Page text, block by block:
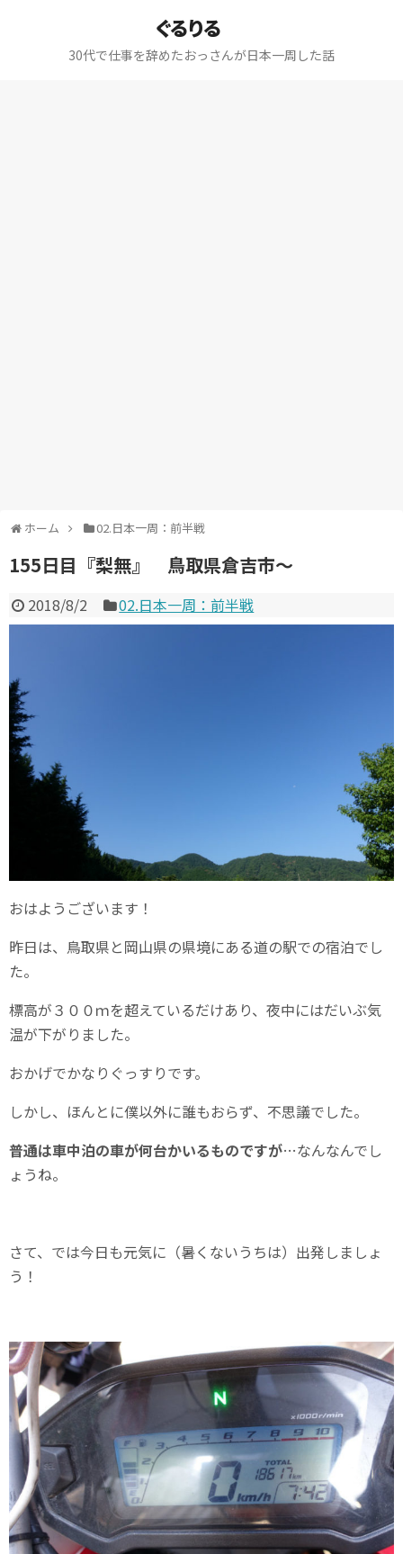
ぐるりる
30代で仕事を辞めたおっさんが日本一周した話
ホーム 02.日本一周：前半戦
155日目『梨無』 鳥取県倉吉市～
2018/8/2 02.日本一周：前半戦
おはようございます！
昨日は、鳥取県と岡山県の県境にある道の駅での宿泊でし
た。
標高が３００ｍを超えているだけあり、夜中にはだいぶ気
温が下がりました。
おかげでかなりぐっすりです。
しかし、ほんとに僕以外に誰もおらず、不思議でした。
普通は車中泊の車が何台かいるものですが…なんなんでし
ょうね。
さて、では今日も元気に（暑くないうちは）出発しましょ
う！